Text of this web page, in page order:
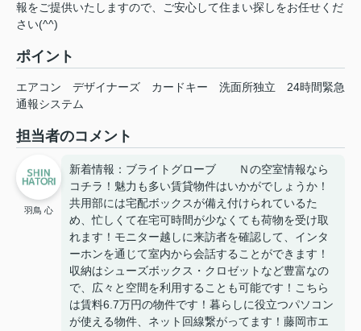
報をご提供いたしますので、ご安心して住まい探しをお任せくだ
さい(^^)
ポイント
エアコン デザイナーズ カードキー 洗面所独立
24時間緊急
通報システム
担当者のコメント
羽鳥 心
新着情報：ブライトグローブ Ｎの空室情報なら
コチラ！魅力も多い賃貸物件はいかがでしょうか！
共用部には宅配ボックスが備え付けられているた
め、忙しくて在宅可時間が少なくても荷物を受け取
れます！モニター越しに来訪者を確認して、インタ
ーホンを通じて室内から会話することができます！
収納はシューズボックス・クロゼットなど豊富なの
で、広々と空間を利用することも可能です！こちら
は賃料6.7万円の物件です！暮らしに役立つパソコン
が使える物件、ネット回線繋がってます！藤岡市エ